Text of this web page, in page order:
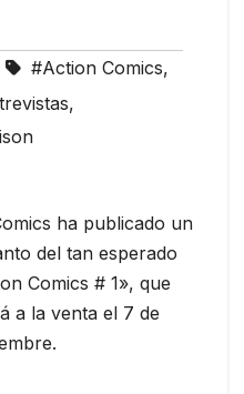
#Action Comics,
,
ha publicado un
del tan esperado
Comics # 1», que
a la venta el 7 de